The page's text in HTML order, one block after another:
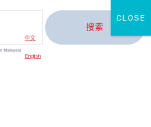
中文
English
CLOSE